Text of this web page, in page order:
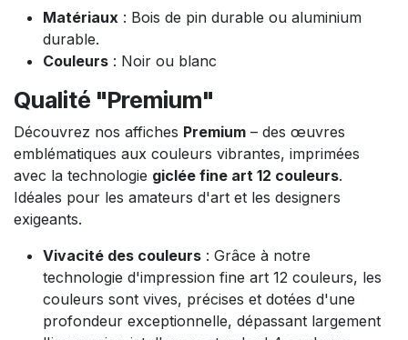
Matériaux : Bois de pin durable ou aluminium
durable.
Couleurs : Noir ou blanc
Qualité "Premium"
Découvrez nos affiches Premium – des œuvres
emblématiques aux couleurs vibrantes, imprimées
avec la technologie giclée fine art 12 couleurs.
Idéales pour les amateurs d'art et les designers
exigeants.
Vivacité des couleurs : Grâce à notre
technologie d'impression fine art 12 couleurs, les
couleurs sont vives, précises et dotées d'une
profondeur exceptionnelle, dépassant largement